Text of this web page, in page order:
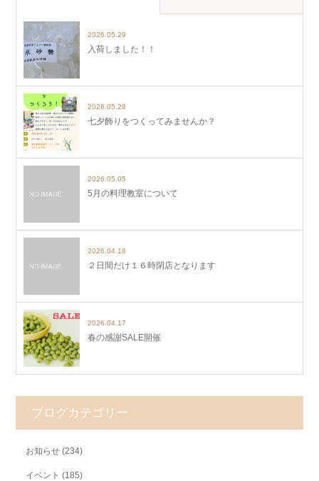
2026.05.29
入荷しました！！
2026.05.28
七夕飾りをつくってみませんか？
2026.05.05
5月の料理教室について
2026.04.18
２日間だけ１６時閉店となります
2026.04.17
春の感謝SALE開催
ブログカテゴリー
お知らせ (234)
イベント (185)